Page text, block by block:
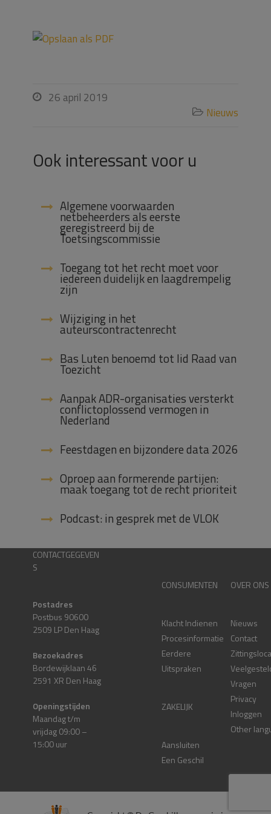
 26 april 2019
 Nieuws
Ook interessant voor u
Algemene voorwaarden
netbeheerders als eerste
geregistreerd bij de
Toetsingscommissie
Toegang tot het recht moet voor
iedereen duidelijk en laagdrempelig
zijn
Wijziging in het
auteurscontractenrecht
Bas Luten benoemd tot lid Raad van
Toezicht
Aanpak ADR-organisaties versterkt
conflictoplossend vermogen in
Nederland
Feestdagen en bijzondere data 2026
Oproep aan formerende partijen:
maak toegang tot de recht prioriteit
Podcast: in gesprek met de VLOK
CONTACTGEGEVEN
S
Postadres
Postbus 90600
2509 LP Den Haag
Bezoekadres
Bordewijklaan 46
2591 XR Den Haag
Openingstijden
Maandag t/m
vrijdag 09:00 –
15:00 uur
CONSUMENTEN
Klacht Indienen
Procesinformatie
Eerdere
Uitspraken
ZAKELIJK
Aansluiten
Een Geschil
OVER ONS
Nieuws
Contact
Vragen
Privacy
Inloggen
Other